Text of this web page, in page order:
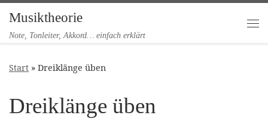
Zum Inhalt springen
Musiktheorie
Note, Tonleiter, Akkord… einfach erklärt
Start » Dreiklänge üben
Dreiklänge üben